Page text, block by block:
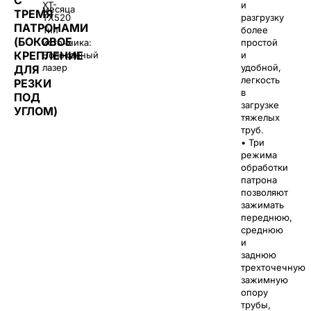
ТРЕМЯ
ПАТРОНАМИ
(БОКОВОЕ
КРЕПЛЕНИЕ
ДЛЯ
РЕЗКИ
ПОД
УГЛОМ)
месяца
XT-
TX520
Тип
источника:
Волоконный
лазер
и
разгрузку
более
простой
и
удобной,
легкость
в
загрузке
тяжелых
труб.
• Три
режима
обработки
патрона
позволяют
зажимать
переднюю,
среднюю
и
заднюю
трехточечную
зажимную
опору
трубы,